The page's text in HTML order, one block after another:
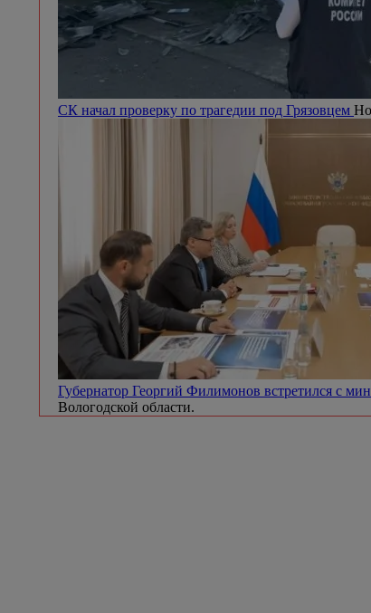
СК начал проверку по трагедии под Грязовцем
Губернатор Георгий Филимонов встретился с
Вологодской области.